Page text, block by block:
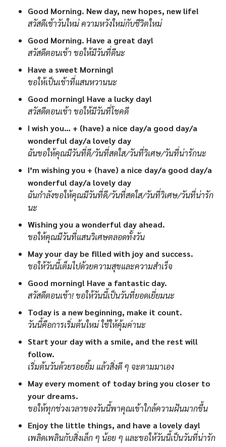
Good Morning. New day, new hopes, new life!
สวัสดีเช้าวันใหม่ ความหวังใหม่กับชีวิตใหม่
Good Morning. Have a great day!
สวัสดีตอนเช้า ขอให้มีวันที่ดีนะ
Have a sweet Morning!
ขอให้เป็นเช้าที่แสนหวานนะ
Good morning! Have a lucky day!
สวัสดีตอนเช้า ขอให้มีวันที่โชคดี
I wish you… + (have) a nice day/a good day/a
wonderful day/a lovely day
ฉันขอให้คุณมีวันที่ดี/วันที่สดใส/วันที่วิเศษ/วันที่น่ารักนะ
I’m wishing you + (have) a nice day/a good day/a
wonderful day/a lovely day
ฉันกำลังขอให้คุณมีวันที่ดี/วันที่สดใส/วันที่วิเศษ/วันที่น่ารัก
นะ
Wishing you a wonderful day ahead.
ขอให้คุณมีวันที่แสนวิเศษตลอดทั้งวัน
May your day be filled with joy and success.
ขอให้วันนี้เต็มไปด้วยความสุขและความสำเร็จ
Good morning! Have a fantastic day.
สวัสดีตอนเช้า! ขอให้วันนี้เป็นวันที่ยอดเยี่ยมนะ
Today is a new beginning, make it count.
วันนี้คือการเริ่มต้นใหม่ ใช้ให้คุ้มค่านะ
Start your day with a smile, and the rest will
follow.
เริ่มต้นวันด้วยรอยยิ้ม แล้วสิ่งดี ๆ จะตามมาเอง
May every moment of today bring you closer to
your dreams.
ขอให้ทุกช่วงเวลาของวันนี้พาคุณเข้าใกล้ความฝันมากขึ้น
Enjoy the little things, and have a lovely day!
เพลิดเพลินกับสิ่งเล็ก ๆ น้อย ๆ และขอให้วันนี้เป็นวันที่น่ารัก